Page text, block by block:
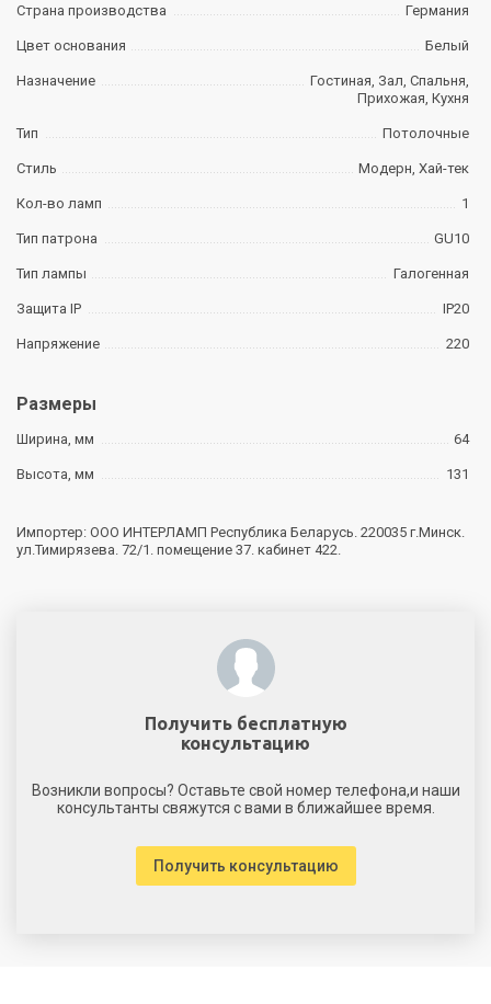
Страна производства Германия
Цвет основания Белый
Назначение
Гостиная, Зал, Спальня,
Прихожая, Кухня
Тип Потолочные
Стиль Модерн, Хай-тек
Кол-во ламп 1
Тип патрона GU10
Тип лампы Галогенная
Защита IP IP20
Напряжение 220
Размеры
Ширина, мм 64
Высота, мм 131
Импортер: ООО ИНТЕРЛАМП Республика Беларусь. 220035 г.Минск.
ул.Тимирязева. 72/1. помещение 37. кабинет 422.
Получить бесплатную
консультацию
Возникли вопросы? Оставьте свой номер телефона,и наши
консультанты свяжутся с вами в ближайшее время.
Получить консультацию